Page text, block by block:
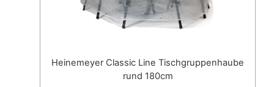
Heinemeyer Classic Line Tischgruppenhaube
rund 180cm